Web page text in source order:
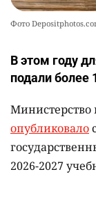
Фото
В этом году
подали более
Министерство
опубликовало
2026-2027